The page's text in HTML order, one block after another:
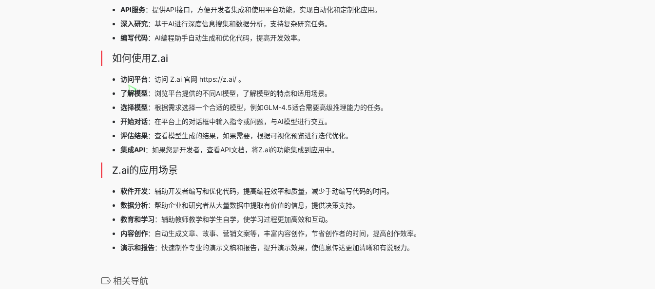
API服务：提供API接口，方便开发者集成和使用平台功能，实现自动化和定制化应用。
深入研究：基于AI进行深度信息搜集和数据分析，支持复杂研究任务。
编写代码：AI编程助手自动生成和优化代码，提高开发效率。
如何使用Z.ai
访问平台：访问 Z.ai 官网 https://z.ai/ 。
了解模型：浏览平台提供的不同AI模型，了解模型的特点和适用场景。
选择模型：根据需求选择一个合适的模型，例如GLM-4.5适合需要高级推理能力的任务。
开始对话：在平台上的对话框中输入指令或问题，与AI模型进行交互。
评估结果：查看模型生成的结果，如果需要，根据可视化预览进行迭代优化。
集成API：如果您是开发者，查看API文档，将Z.ai的功能集成到应用中。
Z.ai的应用场景
软件开发：辅助开发者编写和优化代码，提高编程效率和质量，减少手动编写代码的时间。
数据分析：帮助企业和研究者从大量数据中提取有价值的信息，提供决策支持。
教育和学习：辅助教师教学和学生自学，使学习过程更加高效和互动。
内容创作：自动生成文章、故事、营销文案等，丰富内容创作，节省创作者的时间，提高创作效率。
演示和报告：快速制作专业的演示文稿和报告，提升演示效果，使信息传达更加清晰和有说服力。
相关导航